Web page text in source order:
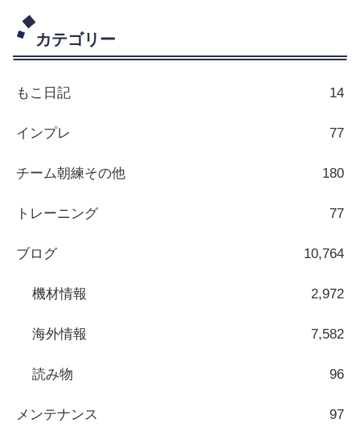
カテゴリー
もこ日記 14
インプレ 77
チーム朝練その他 180
トレーニング 77
ブログ 10,764
機材情報 2,972
海外情報 7,582
読み物 96
メンテナンス 97